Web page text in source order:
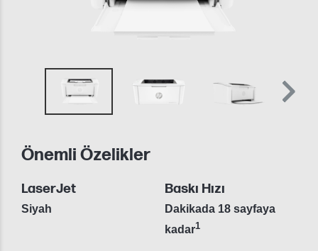
Önemli Özelikler
LaserJet
Siyah
Baskı Hızı
Dakikada 18 sayfaya
kadar1